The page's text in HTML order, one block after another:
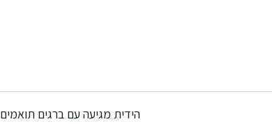
הידית מגיעה עם ברגים תואמים